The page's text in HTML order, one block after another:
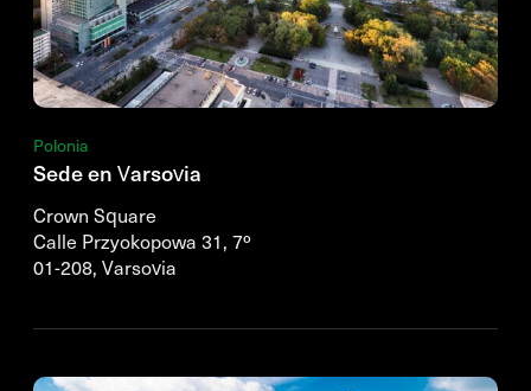
Polonia
Sede en Varsovia
Crown Square
Calle Przyokopowa 31, 7º
01-208, Varsovia